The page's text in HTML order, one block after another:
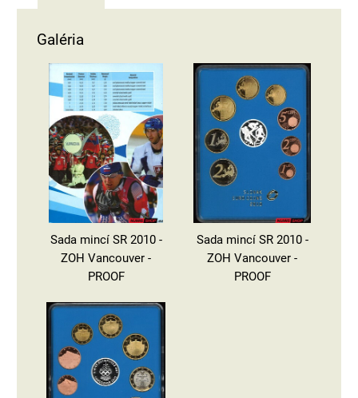
Galéria
Sada mincí SR 2010 -
ZOH Vancouver -
PROOF
Sada mincí SR 2010 -
ZOH Vancouver -
PROOF